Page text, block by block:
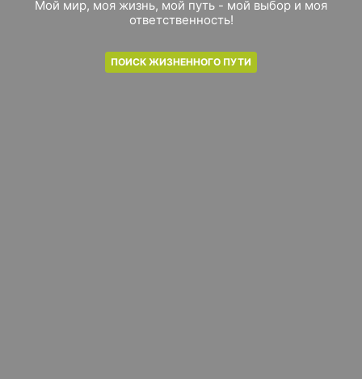
Мой мир, моя жизнь, мой путь - мой выбор и моя
ответственность!
ПОИСК ЖИЗНЕННОГО ПУТИ